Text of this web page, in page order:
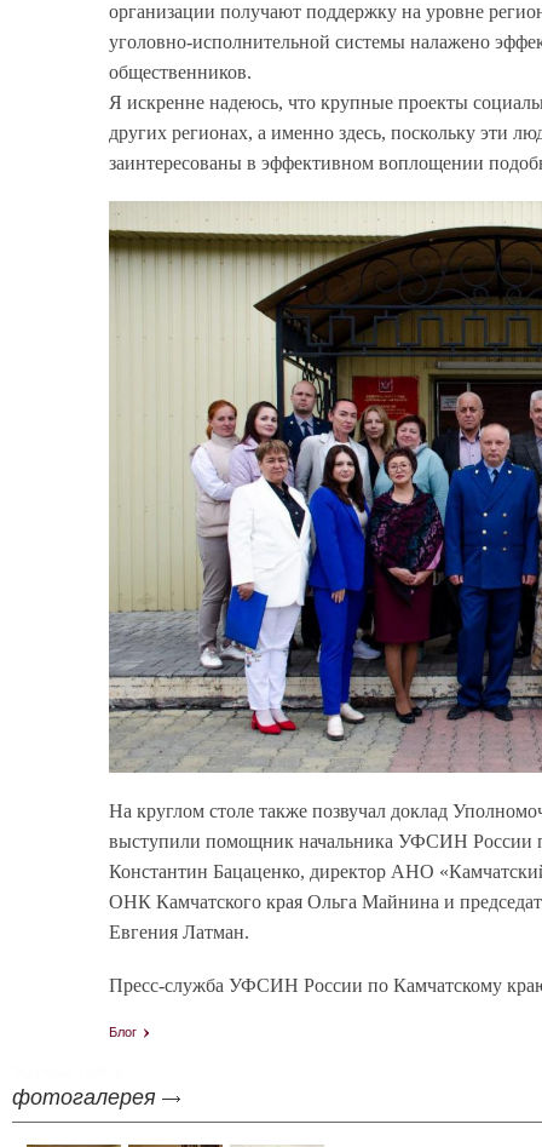
организации получают поддержку на уровне
уголовно-исполнительной системы налажено
общественников.
Я искренне надеюсь, что крупные проекты
других регионах, а именно здесь, поскольку эти
заинтересованы в эффективном воплощении
На круглом столе также позвучал доклад
выступили помощник начальника УФСИН России
Константин Бацаценко, директор АНО
ОНК Камчатского края Ольга Майнина и
Евгения Латман.
Пресс-служба УФСИН России по Камчатскому
Блог
фотогалерея